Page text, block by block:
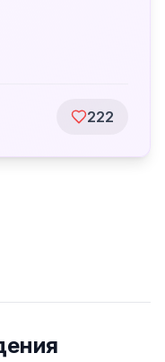
222